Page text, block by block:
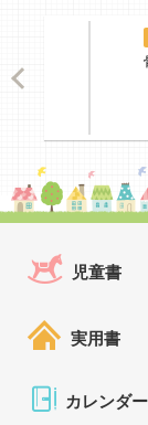
児童書
実用書
カレンダ